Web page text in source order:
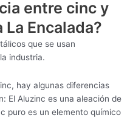
entre cinc y
Encalada?
que se usan
industria.
hay algunas diferencias
El Aluzinc es una aleación de
puro es un elemento químico